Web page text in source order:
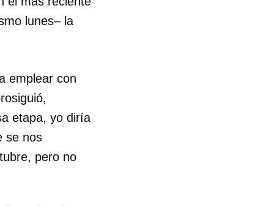
lunes– la
emplear con
etapa, yo diría
se nos
pero no